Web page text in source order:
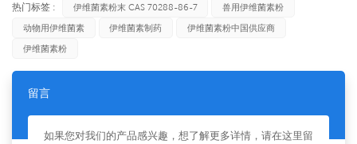
热门标签 : 伊维菌素粉末 CAS 70288-86-7
兽用伊维菌素粉
动物用伊维菌素
伊维菌素制药
伊维菌素粉中国供应商
伊维菌素粉
留言
如果您对我们的产品感兴趣，想了解更多详情，请在这里留